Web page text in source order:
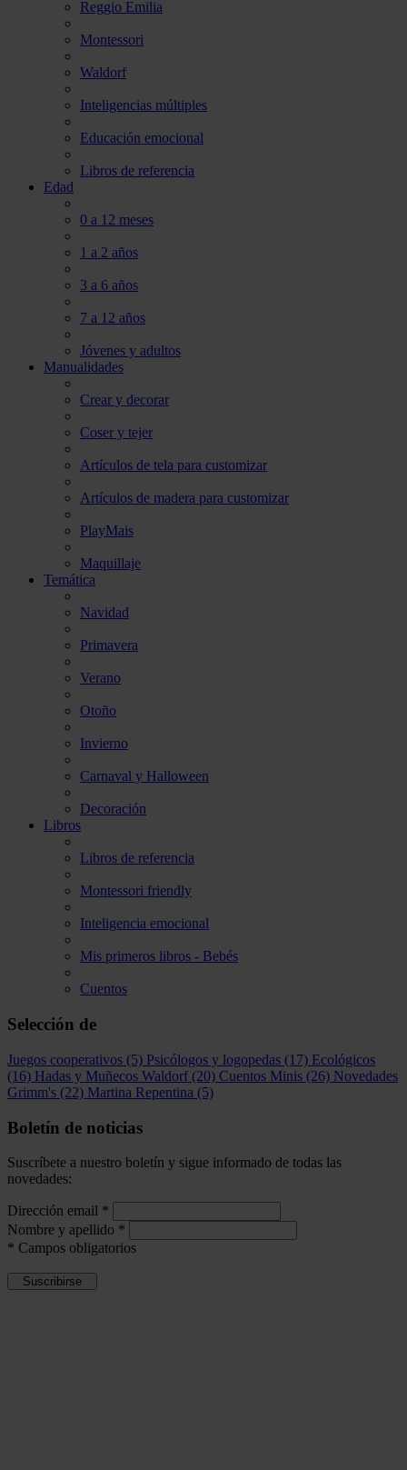
Reggio Emilia
Montessori
Waldorf
Inteligencias múltiples
Educación emocional
Libros de referencia
Edad
0 a 12 meses
1 a 2 años
3 a 6 años
7 a 12 años
Jóvenes y adultos
Manualidades
Crear y decorar
Coser y tejer
Artículos de tela para customizar
Artículos de madera para customizar
PlayMais
Maquillaje
Temática
Navidad
Primavera
Verano
Otoño
Invierno
Carnaval y Halloween
Decoración
Libros
Libros de referencia
Montessori friendly
Inteligencia emocional
Mis primeros libros - Bebés
Cuentos
Selección de
Juegos cooperativos (5) Psicólogos y logopedas (17) Ecológicos
(16) Hadas y Muñecos Waldorf (20) Cuentos Minis (26) Novedades
Grimm's (22) Martina Repentina (5)
Boletín de noticias
Suscríbete a nuestro boletín y sigue informado de todas las
novedades:
Dirección email *
Nombre y apellido *
* Campos obligatorios